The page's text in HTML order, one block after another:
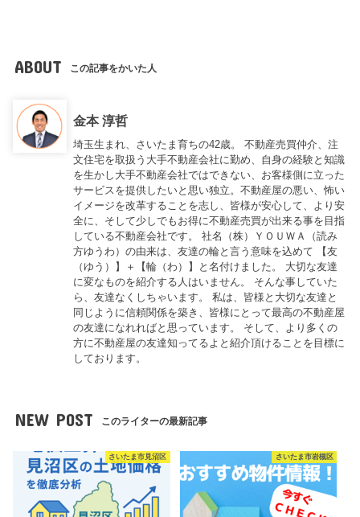
ABOUT この記事をかいた人
金本 淳哲
埼玉生まれ、さいたま育ちの42歳。 不動産売買仲介、注
文住宅を取扱う大手不動産会社に勤め、自身の経験と知識
を生かし大手不動産会社ではできない、お客様側に立った
サービスを提供したいと思い独立。不動産屋の悪い、怖い
イメージを改革することを志し、皆様が安心して、より安
全に、そして少しでもお得に不動産売買が出来る事を目指
している不動産会社です。 社名（株）ＹＯＵＷＡ（読み
方ゆうわ）の由来は、友達の輪と言う意味を込めて 【友
（ゆう）】＋【輪（わ）】と名付けました。 大切な友達
に変なものを紹介する人はいません。 そんな事していた
ら、友達なくしちゃいます。 私は、皆様と大切な友達と
同じように信頼関係を築き、皆様にとって最高の不動産屋
の友達になれればと思っています。 そして、より多くの
方に不動産屋の友達知ってるよと紹介頂けることを目標に
しております。
NEW POST このライターの最新記事
さいたま市見沼区 さいたま市岩槻区